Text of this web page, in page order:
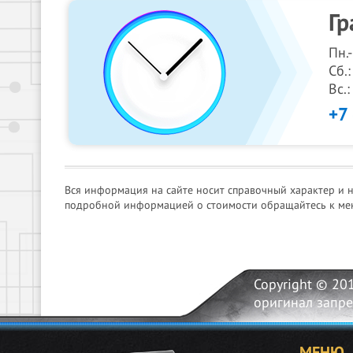
Вся информация на сайте носит справочный характер и
подробной информацией о стоимости обращайтесь к
Copyright ©
оригинал